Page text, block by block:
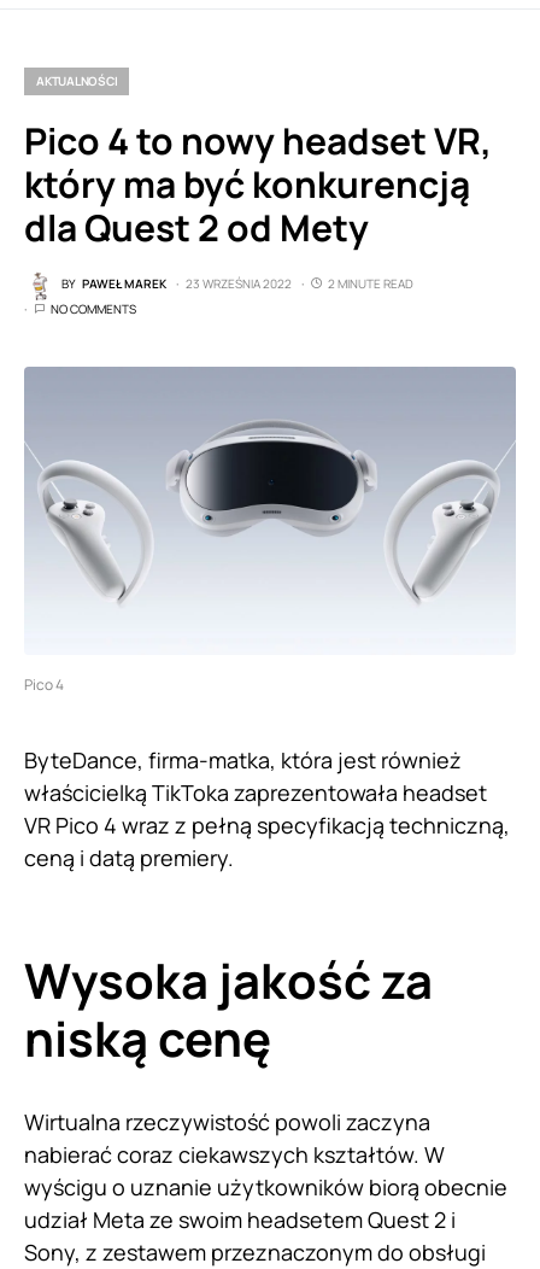
AKTUALNOŚCI
Pico 4 to nowy headset VR,
który ma być konkurencją
dla Quest 2 od Mety
BY PAWEŁ MAREK 23 WRZEŚNIA 2022
2 MINUTE READ
NO COMMENTS
Pico 4
ByteDance, firma-matka, która jest również
właścicielką TikToka zaprezentowała headset
VR Pico 4 wraz z pełną specyfikacją techniczną,
ceną i datą premiery.
Wysoka jakość za
niską cenę
Wirtualna rzeczywistość powoli zaczyna
nabierać coraz ciekawszych kształtów. W
wyścigu o uznanie użytkowników biorą obecnie
udział Meta ze swoim headsetem Quest 2 i
Sony, z zestawem przeznaczonym do obsługi